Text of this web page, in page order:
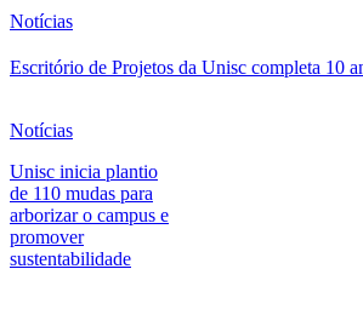
Notícias
Escritório de Projetos da Unisc completa 10
Notícias
Unisc inicia plantio
de 110 mudas para
arborizar o campus e
promover
sustentabilidade